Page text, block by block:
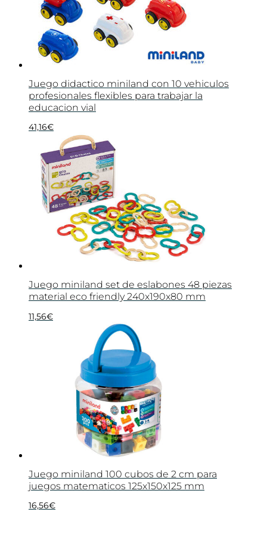
Juego didactico miniland con 10 vehiculos
profesionales flexibles para trabajar la
educacion vial
41,16€
Juego miniland set de eslabones 48 piezas
material eco friendly 240x190x80 mm
11,56€
Juego miniland 100 cubos de 2 cm para
juegos matematicos 125x150x125 mm
16,56€